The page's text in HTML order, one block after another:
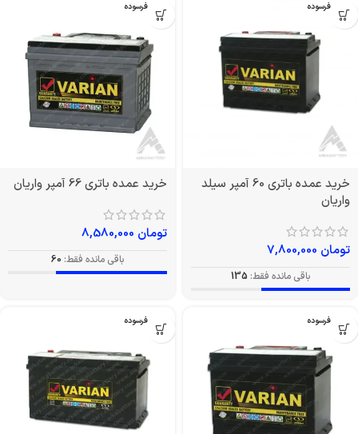
بدون فرسوده
خرید عمده باتری 60 آمپر سیلد
واریان
تومان
باقی مانده فقط: 135
بدون فرسوده
خرید عمده باتری 66 آمپر واریان
تومان
باقی مانده فقط: 60
بدون فرسوده بدون فرسوده